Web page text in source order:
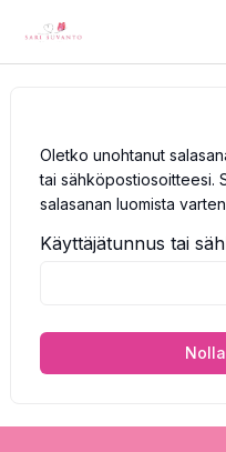
sisältöön
Oletko unohtanut
tai sähköpostiosoitteesi.
salasanan luomista
Käyttäjätunnus tai